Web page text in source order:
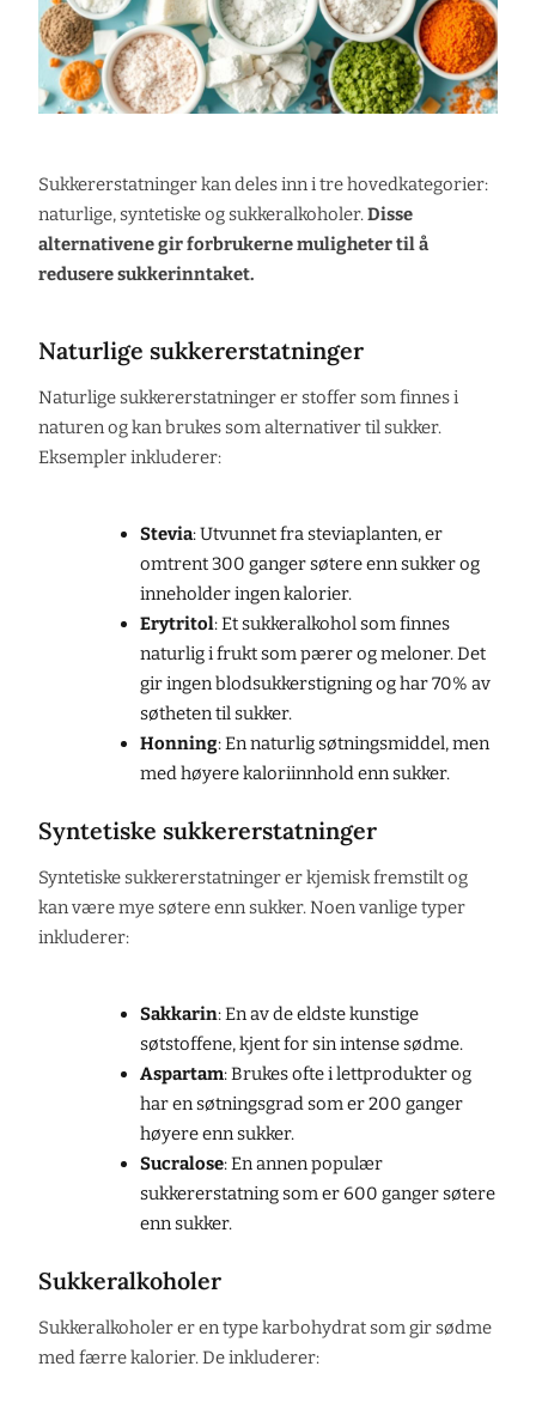
Sukkererstatninger kan deles inn i tre hovedkategorier:
naturlige, syntetiske og sukkeralkoholer. Disse
alternativene gir forbrukerne muligheter til å
redusere sukkerinntaket.
Naturlige sukkererstatninger
Naturlige sukkererstatninger er stoffer som finnes i
naturen og kan brukes som alternativer til sukker.
Eksempler inkluderer:
Stevia: Utvunnet fra steviaplanten, er
omtrent 300 ganger søtere enn sukker og
inneholder ingen kalorier.
Erytritol: Et sukkeralkohol som finnes
naturlig i frukt som pærer og meloner. Det
gir ingen blodsukkerstigning og har 70% av
søtheten til sukker.
Honning: En naturlig søtningsmiddel, men
med høyere kaloriinnhold enn sukker.
Syntetiske sukkererstatninger
Syntetiske sukkererstatninger er kjemisk fremstilt og
kan være mye søtere enn sukker. Noen vanlige typer
inkluderer:
Sakkarin: En av de eldste kunstige
søtstoffene, kjent for sin intense sødme.
Aspartam: Brukes ofte i lettprodukter og
har en søtningsgrad som er 200 ganger
høyere enn sukker.
Sucralose: En annen populær
sukkererstatning som er 600 ganger søtere
enn sukker.
Sukkeralkoholer
Sukkeralkoholer er en type karbohydrat som gir sødme
med færre kalorier. De inkluderer: